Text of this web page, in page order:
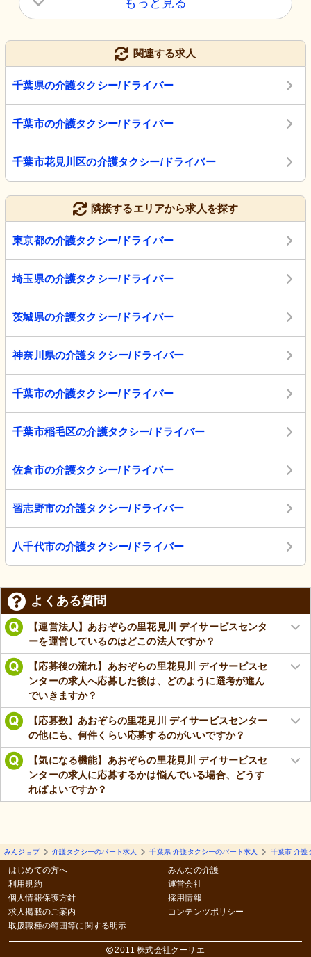
もっと見る
関連する求人
千葉県の介護タクシー/ドライバー
千葉市の介護タクシー/ドライバー
千葉市花見川区の介護タクシー/ドライバー
隣接するエリアから求人を探す
東京都の介護タクシー/ドライバー
埼玉県の介護タクシー/ドライバー
茨城県の介護タクシー/ドライバー
神奈川県の介護タクシー/ドライバー
千葉市の介護タクシー/ドライバー
千葉市稲毛区の介護タクシー/ドライバー
佐倉市の介護タクシー/ドライバー
習志野市の介護タクシー/ドライバー
八千代市の介護タクシー/ドライバー
よくある質問
【運営法人】あおぞらの里花見川 デイサービスセンタ
ーを運営しているのはどこの法人ですか？
【応募後の流れ】あおぞらの里花見川 デイサービスセ
ンターの求人へ応募した後は、どのように選考が進ん
でいきますか？
【応募数】あおぞらの里花見川 デイサービスセンター
の他にも、何件くらい応募するのがいいですか？
【気になる機能】あおぞらの里花見川 デイサービスセ
ンターの求人に応募するかは悩んでいる場合、どうす
ればよいですか？
みんジョブ 介護タクシーのパート求人 千葉県 介護タクシーのパート求人 千葉市 介護
はじめての方へ
利用規約
個人情報保護方針
求人掲載のご案内
取扱職種の範囲等に関する明示
みんなの介護
運営会社
採用情報
コンテンツポリシー
2011 株式会社クーリエ